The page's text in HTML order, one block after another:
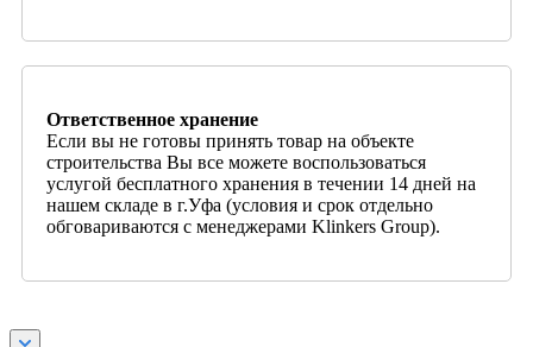
Ответственное хранение
Если вы не готовы принять товар на объекте
строительства Вы все можете воспользоваться
услугой бесплатного хранения в течении 14 дней на
нашем складе в г.Уфа (условия и срок отдельно
обговариваются с менеджерами Klinkers Group).